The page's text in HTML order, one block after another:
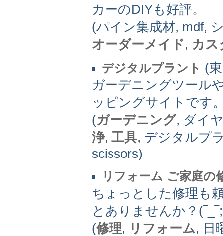
カーのDIYも好評。
(パイン集成材, mdf,
オーダーメイド, カス
デジタルプラント (
ガーデニングツール
ッピングサイトです
(ガーデニング, ダイ
浄, 工具, デジタルプ
scissors)
リフォーム ご家庭の
ちょっとした修理も
とありませんか？
(修理, リフォーム, 日